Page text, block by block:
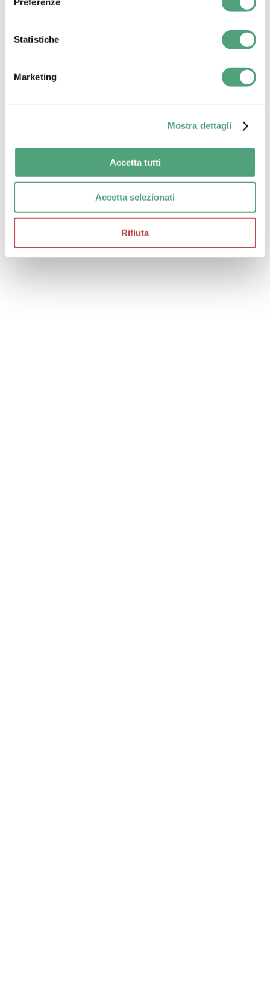
Statistiche
Marketing
Mostra dettagli
Accetta tutti
Accetta selezionati
Rifiuta